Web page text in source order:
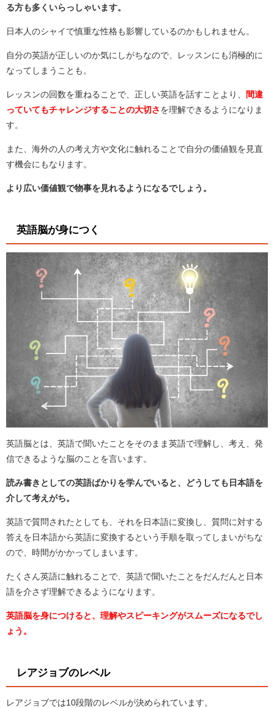
る方も多くいらっしゃいます。
日本人のシャイで慎重な性格も影響しているのかもしれません。
自分の英語が正しいのか気にしがちなので、レッスンにも消極的に
なってしまうことも。
レッスンの回数を重ねることで、正しい英語を話すことより、
間違
っていてもチャレンジすることの大切さ を理解できるようになりま
す。
また、海外の人の考え方や文化に触れることで自分の価値観を見直
す機会にもなります。
より広い価値観で物事を見れるようになるでしょう。
英語脳が身につく
英語脳とは、英語で聞いたことをそのまま英語で理解し、考え、発
信できるような脳のことを言います。
読み書きとしての英語ばかりを学んでいると、どうしても日本語を
介して考えがち。
英語で質問されたとしても、それを日本語に変換し、質問に対する
答えを日本語から英語に変換するという手順を取ってしまいがちな
ので、時間がかかってしまいます。
たくさん英語に触れることで、英語で聞いたことをだんだんと日本
語を介さず理解できるようになります。
英語脳を身につけると、理解やスピーキングがスムーズになるでし
ょう。
レアジョブのレベル
レアジョブでは10段階のレベルが決められています。